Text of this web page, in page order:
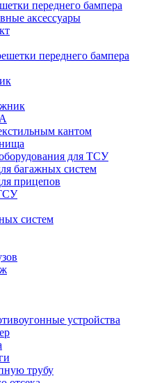
переднего бампера
аксессуары
переднего бампера
кантом
для ТСУ
багажных систем
прицепов
систем
устройства
трубу